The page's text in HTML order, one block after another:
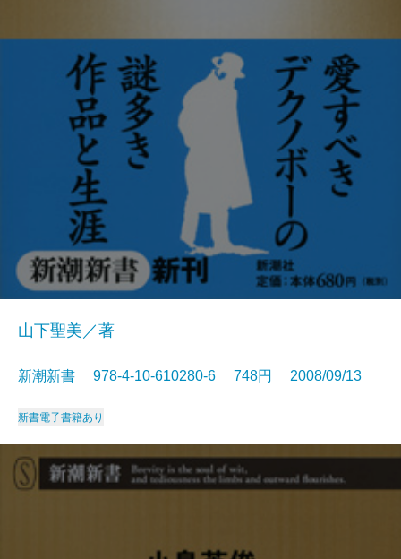
山下聖美／著
新潮新書 978-4-10-610280-6 748円 2008/09/13
新書電子書籍あり